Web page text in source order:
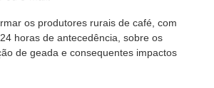
os produtores rurais de café, com
horas de antecedência, sobre os
de geada e consequentes impactos